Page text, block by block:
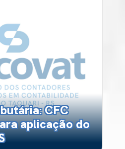
CFC
aplicação do